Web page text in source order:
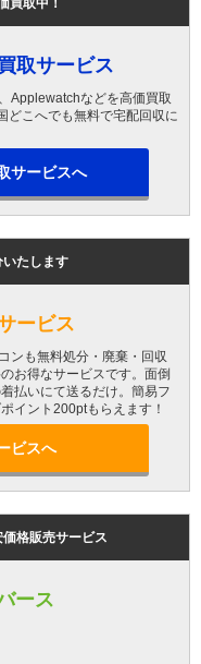
買取中！
取サービス
Applewatchなどを高価買取
どこへでも無料で宅配回収に
サービスへ
たします
ービス
ンも無料処分・廃棄・回収
お得なサービスです。面倒
払いにて送るだけ。簡易フ
イント200ptもらえます！
ビスへ
格販売サービス
ース